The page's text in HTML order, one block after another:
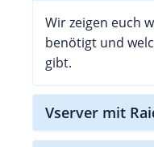
Wir zeigen euch
benötigt und
gibt.
Vserver mit